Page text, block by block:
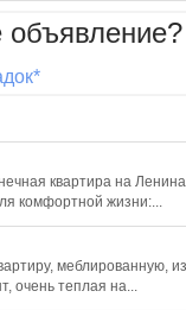
объявление?
квартира на
комфортной жизни:...
меблированную,
очень теплая на...